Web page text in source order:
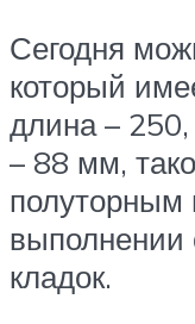
Сегодня
который
длина –
– 88 мм,
полуторным
выполнении
кладок.